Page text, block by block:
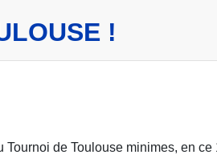
!
de Toulouse minimes, en ce